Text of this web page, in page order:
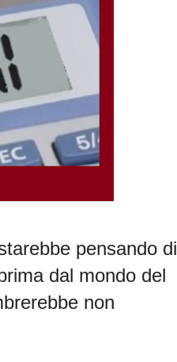
pensando di
dal mondo del
non